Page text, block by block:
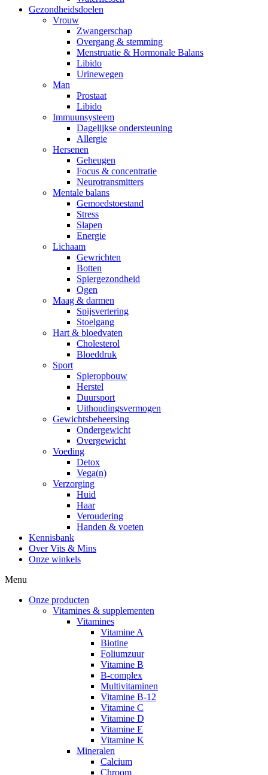
Gezondheidsdoelen
Vrouw
Zwangerschap
Overgang & stemming
Menstruatie & Hormonale Balans
Libido
Urinewegen
Man
Prostaat
Libido
Immuunsysteem
Dagelijkse ondersteuning
Allergie
Hersenen
Geheugen
Focus & concentratie
Neurotransmitters
Mentale balans
Gemoedstoestand
Stress
Slapen
Energie
Lichaam
Gewrichten
Botten
Spiergezondheid
Ogen
Maag & darmen
Spijsvertering
Stoelgang
Hart & bloedvaten
Cholesterol
Bloeddruk
Sport
Spieropbouw
Herstel
Duursport
Uithoudingsvermogen
Gewichtsbeheersing
Ondergewicht
Overgewicht
Voeding
Detox
Vega(n)
Verzorging
Huid
Haar
Veroudering
Handen & voeten
Kennisbank
Over Vits & Mins
Onze winkels
Menu
Onze producten
Vitamines & supplementen
Vitamines
Vitamine A
Biotine
Foliumzuur
Vitamine B
B-complex
Multivitaminen
Vitamine B-12
Vitamine C
Vitamine D
Vitamine E
Vitamine K
Mineralen
Calcium
Chroom